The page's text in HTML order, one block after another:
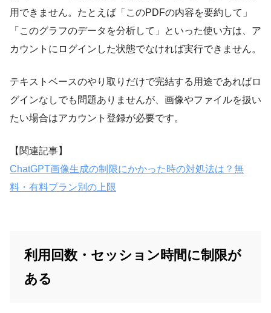
用できません。たとえば「このPDFの内容を要約して」
「このグラフのデータを分析して」といった使い方は、ア
カウントにログインした状態でなければ実行できません。
テキストベースのやり取りだけで完結する用途であればロ
グインなしでも問題ありませんが、画像やファイルを扱い
たい場合はアカウント登録が必要です。
【関連記事】
ChatGPT画像生成の制限にかかった時の対処法は？無
料・有料プラン別の上限
利用回数・セッション時間に制限が
ある